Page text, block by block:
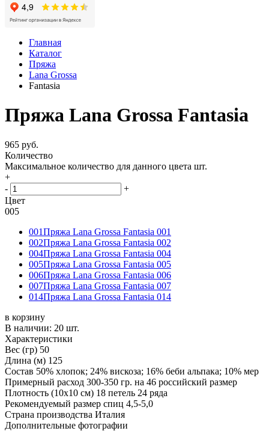
Главная
Каталог
Пряжа
Lana Grossa
Fantasia
Пряжа Lana Grossa Fantasia
965 руб.
Количество
Максимальное количество для данного цвета шт.
+
-
+
Цвет
005
001Пряжа Lana Grossa Fantasia 001
002Пряжа Lana Grossa Fantasia 002
004Пряжа Lana Grossa Fantasia 004
005Пряжа Lana Grossa Fantasia 005
006Пряжа Lana Grossa Fantasia 006
007Пряжа Lana Grossa Fantasia 007
014Пряжа Lana Grossa Fantasia 014
в корзину
В наличии: 20 шт.
Характеристики
Вес (гр) 50
Длина (м) 125
Состав 50% хлопок; 24% вискоза; 16% беби альпака; 10% мер
Примерный расход 300-350 гр. на 46 российский размер
Плотность (10x10 см) 18 петель 24 ряда
Рекомендуемый размер спиц 4,5-5,0
Страна производства Италия
Дополнительные фотографии